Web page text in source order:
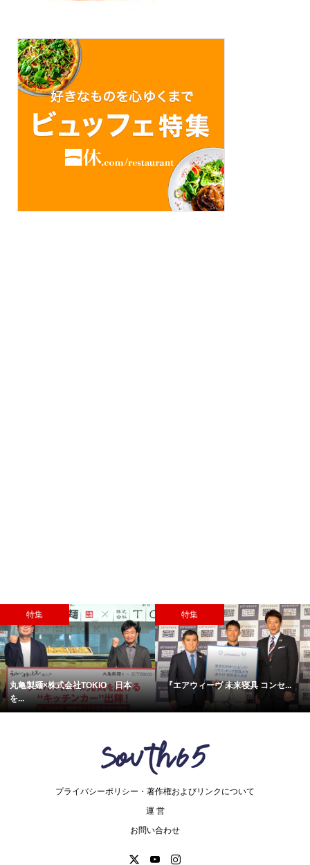
特集
丸亀製麺×株式会社TOKIO 日本
を...
特集
『エアウィーヴ 未来寝具 コンセ...
プライバシーポリシー・著作権およびリンクについて
運 営
お問い合わせ